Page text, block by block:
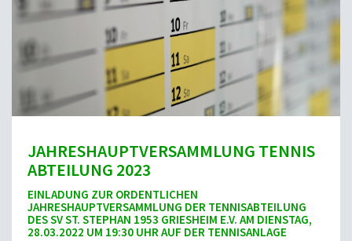
JAHRESHAUPTVERSAMMLUNG TENNIS
ABTEILUNG 2023
EINLADUNG ZUR ORDENTLICHEN
JAHRESHAUPTVERSAMMLUNG DER TENNISABTEILUNG
DES SV ST. STEPHAN 1953 GRIESHEIM E.V. AM DIENSTAG,
28.03.2022 UM 19:30 UHRAUF DER TENNISANLAGE